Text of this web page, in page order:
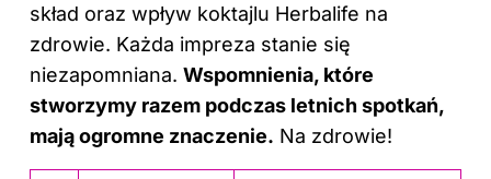
skład oraz wpływ koktajlu Herbalife na
zdrowie. Każda impreza stanie się
niezapomniana. Wspomnienia, które
stworzymy razem podczas letnich spotkań,
mają ogromne znaczenie. Na zdrowie!